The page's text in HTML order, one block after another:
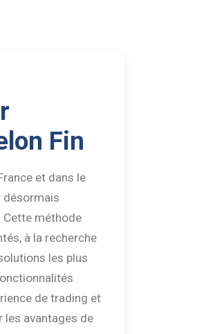
Fin
et dans le
désormais
méthode
à la recherche
les plus
de trading et
les avantages de